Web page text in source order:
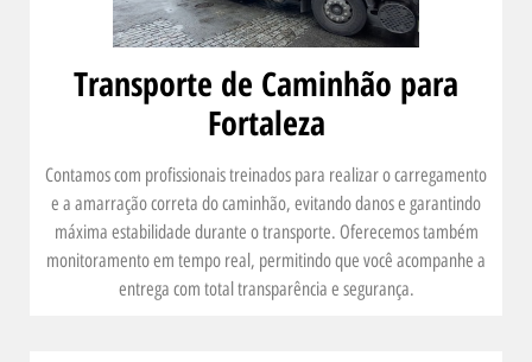
Transporte de Caminhão para
Fortaleza
Contamos com profissionais treinados para realizar o carregamento
e a amarração correta do caminhão, evitando danos e garantindo
máxima estabilidade durante o transporte. Oferecemos também
monitoramento em tempo real, permitindo que você acompanhe a
entrega com total transparência e segurança.